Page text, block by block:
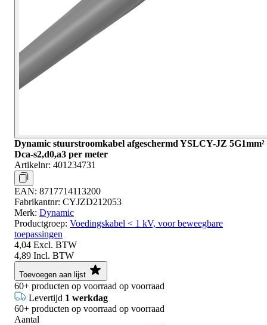
Dynamic stuurstroomkabel afgeschermd YSLCY-JZ 5G1mm²
Dca-s2,d0,a3 per meter
Artikelnr: 401234731
EAN: 8717714113200
Fabrikantnr: CYJZD212053
Merk: Dynamic
Productgroep: Voedingskabel < 1 kV, voor beweegbare
toepassingen
4,04 Excl. BTW
4,89 Incl. BTW
Toevoegen aan lijst
60+ producten op voorraad op voorraad
Levertijd 1 werkdag
60+ producten op voorraad op voorraad
Aantal